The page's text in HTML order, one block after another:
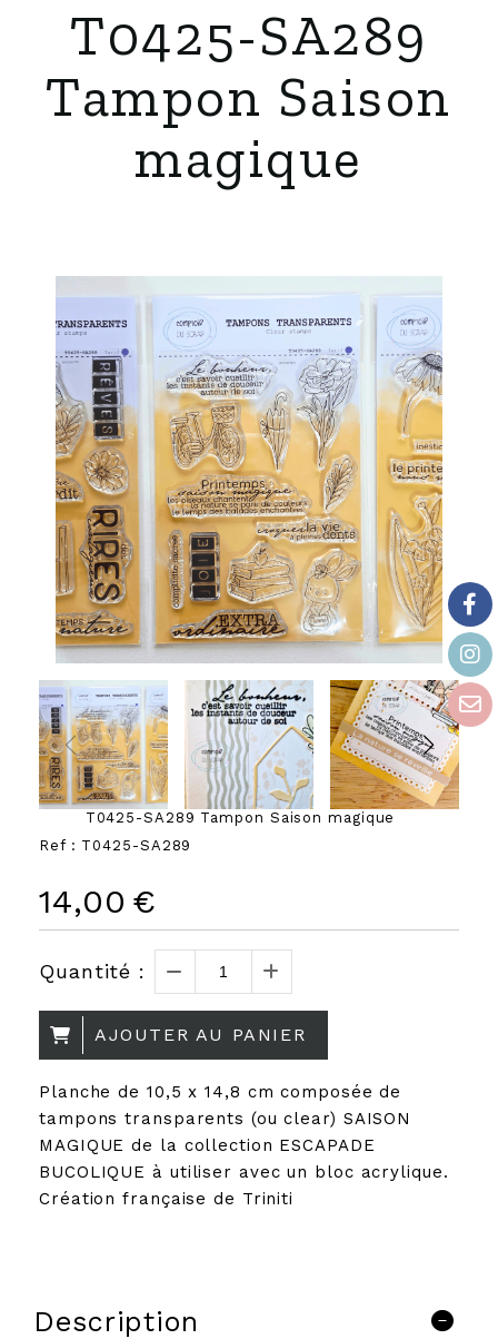
T0425-SA289
Tampon Saison
magique
T0425-SA289 Tampon Saison magique
Ref : T0425-SA289
14,00 €
Quantité :
AJOUTER AU PANIER
Planche de 10,5 x 14,8 cm composée de
tampons transparents (ou clear) SAISON
MAGIQUE de la collection ESCAPADE
BUCOLIQUE à utiliser avec un bloc acrylique.
Création française de Triniti
Description